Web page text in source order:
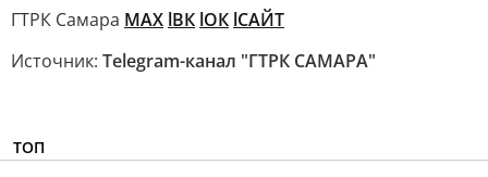
ГТРК Самара MAX lВК lОК lСАЙТ
Источник: Telegram-канал "ГТРК САМАРА"
ТОП